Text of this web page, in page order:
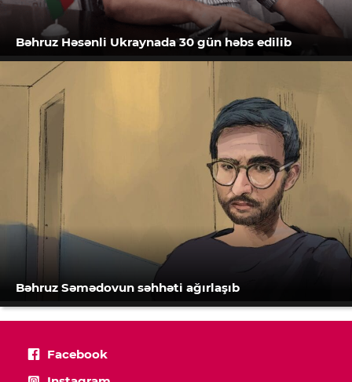
Bəhruz Həsənli Ukraynada 30 gün həbs edilib
Bəhruz Səmədovun səhhəti ağırlaşıb
Facebook